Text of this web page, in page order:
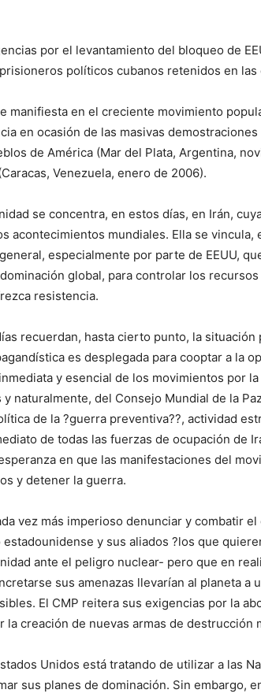
por el levantamiento del bloqueo de
políticos cubanos retenidos en
manifiesta en el creciente movimiento
en ocasión de las masivas
de América (Mar del Plata, Argentina,
Venezuela, enero de 2006).
se concentra, en estos días, en Irán,
acontecimientos mundiales. Ella se vincula,
especialmente por parte de EEUU,
global, para controlar los
resistencia.
recuerdan, hasta cierto punto, la situación
es desplegada para cooptar a la
y esencial de los movimientos por
naturalmente, del Consejo Mundial de la
de la ?guerra preventiva??, actividad
de todas las fuerzas de ocupación de
en que las manifestaciones del
y detener la guerra.
vez más imperioso denunciar y combatir el
y sus aliados ?los que
ante el peligro nuclear- pero que en
sus amenazas llevarían al planeta a
El CMP reitera sus exigencias por la
la creación de nuevas armas de destrucción
Unidos está tratando de utilizar a las
sus planes de dominación. Sin embargo,